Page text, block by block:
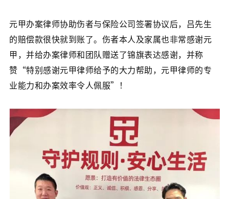
元甲办案律师协助伤者与保险公司签署协议后，吕先生
的赔偿款很快就到账了。伤者本人及家属也非常感谢元
甲，并给办案律师和团队赠送了锦旗表达感谢，并称
赞“特别感谢元甲律师给予的大力帮助，元甲律师的专
业能力和办案效率令人佩服”！